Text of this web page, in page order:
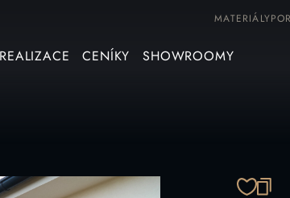
MATERIÁLY
REALIZACE CENÍKY SHOWROOMY